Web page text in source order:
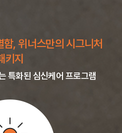
, 위너스만의 시그니처
키지
특화된 심신케어 프로그램